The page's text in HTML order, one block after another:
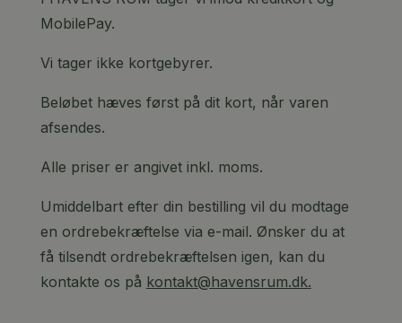
MobilePay.
Vi tager ikke kortgebyrer.
Beløbet hæves først på dit kort, når varen
afsendes.
Alle priser er angivet inkl. moms.
Umiddelbart efter din bestilling vil du modtage
en ordrebekræftelse via e-mail. Ønsker du at
få tilsendt ordrebekræftelsen igen, kan du
kontakte os på kontakt@havensrum.dk.